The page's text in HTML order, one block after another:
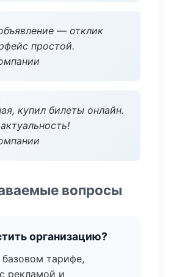
— отклик
простой.
купил билеты онлайн.
вопросы
организацию?
базовом тарифе,
рекламой и